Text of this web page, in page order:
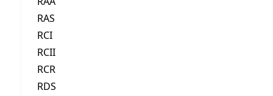
RAS
RCI
RCII
RCR
RDS